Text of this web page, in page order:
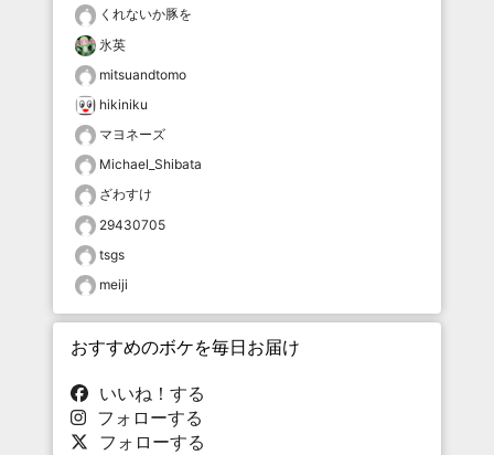
くれないか豚を
氷英
mitsuandtomo
hikiniku
マヨネーズ
Michael_Shibata
ざわすけ
29430705
tsgs
meiji
おすすめのボケを毎日お届け
いいね！する
フォローする
フォローする